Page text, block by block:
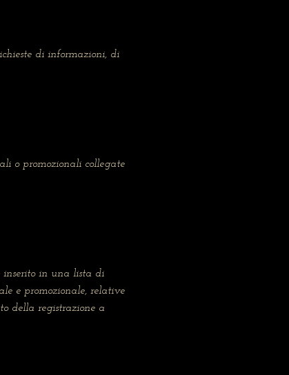
di informazioni, di
o promozionali collegate
inserito in una lista di
e promozionale, relative
della registrazione a